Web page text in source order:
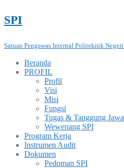
Skip
to
SPI
Satuan Pengawas Internal Politeknik
Beranda
PROFIL
Profil
Visi
Misi
Fungsi
Tugas & Tanggung
Wewenang SPI
Program Kerja
Instrumen Audit
Dokumen
Pedoman SPI